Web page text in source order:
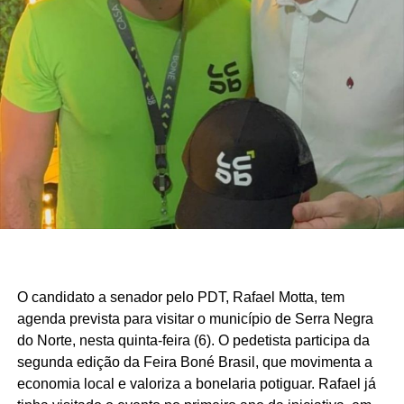
financeira e reduzindo a dependência de programas de
transferência de renda.
O estudo também aponta que outros municípios da região
do Seridó, como Ouro Branco, Cruzeta, Jardim do Seridó
e Acari, apresentam indicadores semelhantes em razão
da combinação entre atividade industrial, pecuária
leiteira, comércio, setor público e indicadores de
desenvolvimento humano superiores aos registrados em
boa parte do interior potiguar.
O candidato a senador pelo PDT, Rafael Motta, tem
agenda prevista para visitar o município de Serra Negra
do Norte, nesta quinta-feira (6). O pedetista participa da
segunda edição da Feira Boné Brasil, que movimenta a
economia local e valoriza a bonelaria potiguar. Rafael já